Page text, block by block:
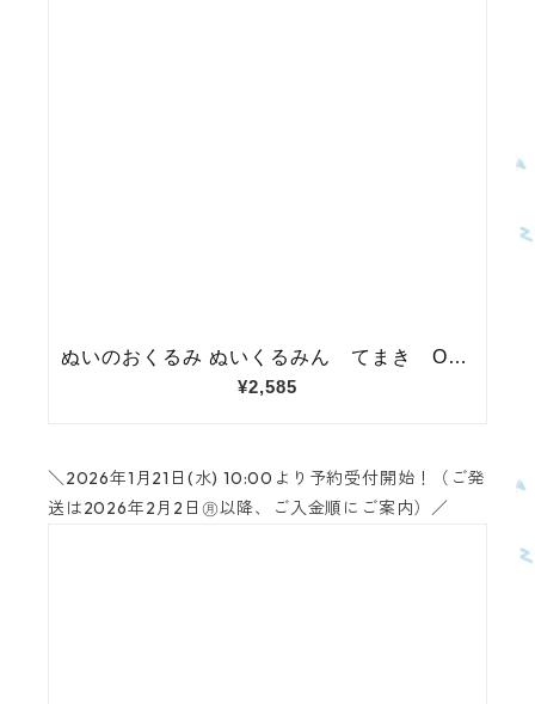
＼2026年1月21日(水) 10:00より予約受付開始！（ご発
送は2026年2月2日㊊以降、ご入金順にご案内）／